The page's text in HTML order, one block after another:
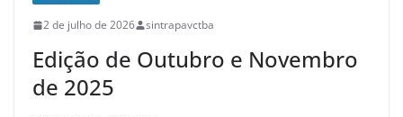
2 de julho de 2026 sintrapavctba
Edição de Outubro e Novembro
de 2025